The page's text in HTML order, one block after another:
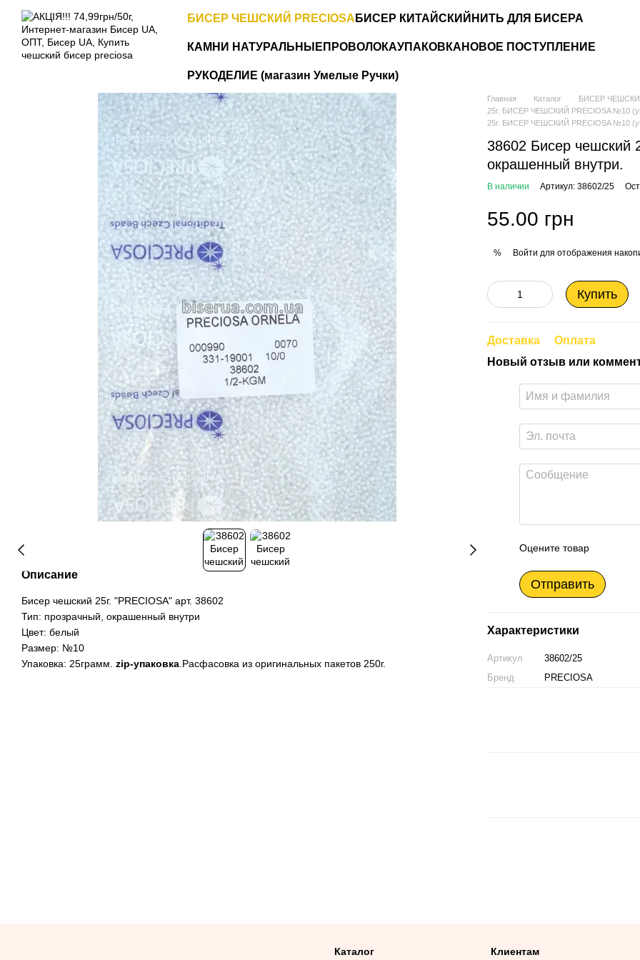
Перейти к основному контенту
БИСЕР ЧЕШСКИЙ PRECIOSA БИСЕР КИТАЙСКИЙ НИТЬ ДЛЯ БИСЕРА
КАМНИ НАТУРАЛЬНЫЕ ПРОВОЛОКАУПАКОВКА НОВОЕ ПОСТУПЛЕНИЕ
РУКОДЕЛИЕ (магазин Умелые Ручки)
Описание
Бисер чешский 25г. "PRECIOSA" арт. 38602
Тип: прозрачный, окрашенный внутри
Цвет: белый
Размер: №10
Упаковка: 25грамм. zip-упаковка .Расфасовка из оригинальных пакетов 250г.
Главная Каталог
БИСЕР
25г. БИСЕР ЧЕШСКИЙ PRECIOSA №10
25г. БИСЕР ЧЕШСКИЙ PRECIOSA №10
38602 Бисер чешский
окрашенный внутри.
В наличии Артикул: 38602/25
55.00 грн
% Войти для отображения
Купить
Доставка
Оплата
Новый отзыв или
Оцените товар
Отправить
Характеристики
Артикул
38602/25
Бренд
PRECIOSA
Каталог Клиентам